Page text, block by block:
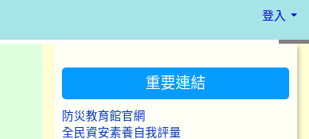
登入
重要連結
防災教育館官網
全民資安素養自我評量